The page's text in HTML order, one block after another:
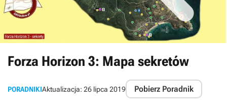
Forza Horizon 3: Mapa sekretów
PORADNIKIAktualizacja: 26 lipca 2019 Pobierz Poradnik